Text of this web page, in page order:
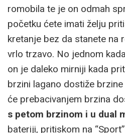
romobila te je on odmah
početku ćete imati želju
kretanje bez da stanete na
vrlo trzavo. No jednom
on je daleko mirniji kada
brzini lagano dostiže
će prebacivanjem brzina
s petom brzinom i u dual
bateriji, pritiskom na